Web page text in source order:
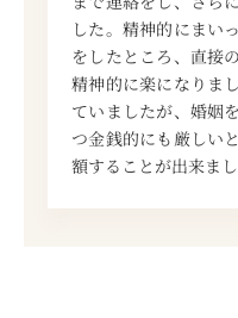
した。精神的にまい
をしたところ、直接
精神的に楽になりま
ていましたが、婚姻
つ金銭的にも厳しい
額することが出来まし